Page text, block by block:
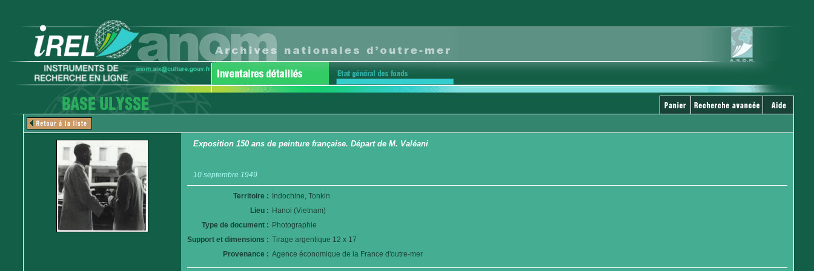
Exposition 150 ans de peinture française. Départ de M. Valéani
10 septembre 1949
Territoire :
Indochine, Tonkin
Lieu : Hanoi (Vietnam)
Type de document : Photographie
Support et dimensions : Tirage argentique 12 x 17
Provenance : Agence économique de la France d'outre-mer